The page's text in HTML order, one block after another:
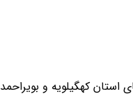
استان کهگیلویه و بویراحمد